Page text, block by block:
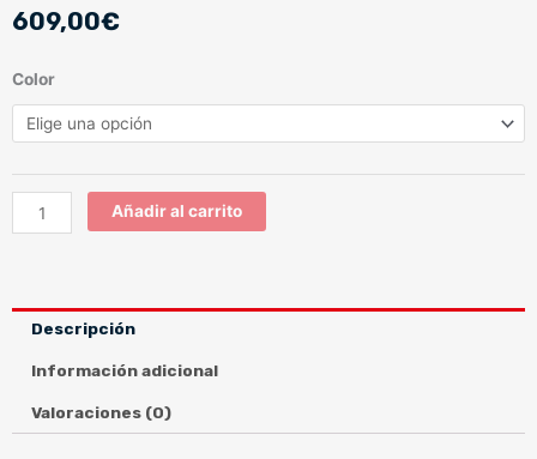
609,00€
Color
NEOTEC
2
MONOCOLOR
Añadir al carrito
Descripción
Información adicional
Valoraciones (0)